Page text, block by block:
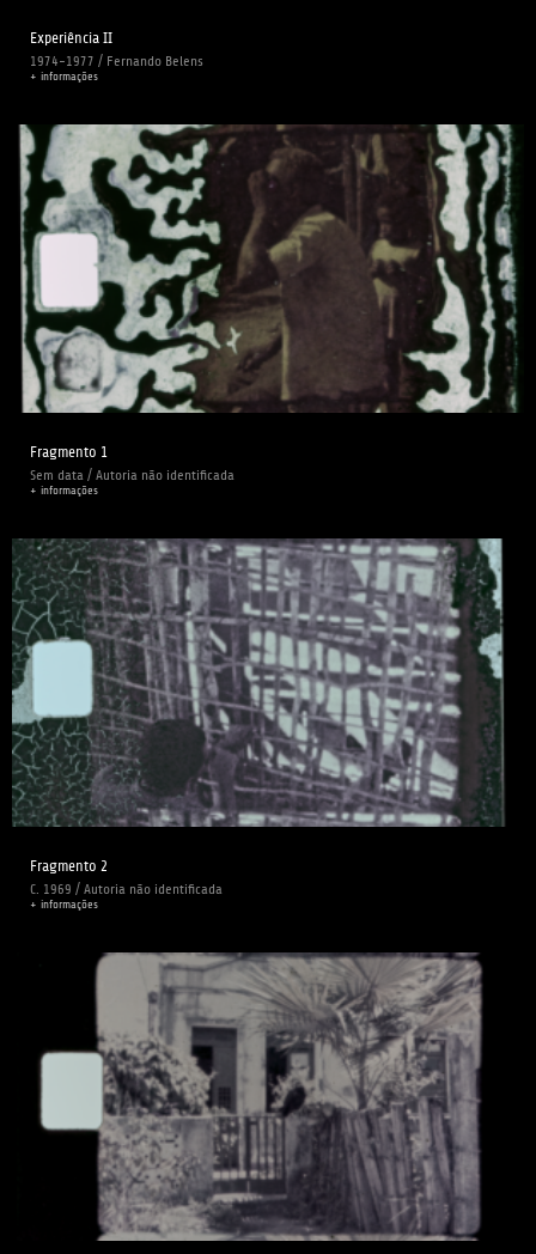
Experiência II
1974-1977 / Fernando Belens
+ informações
Fragmento 1
Sem data / Autoria não identificada
+ informações
Fragmento 2
C. 1969 / Autoria não identificada
+ informações